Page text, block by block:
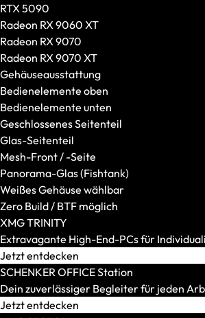
RTX 5090
Radeon RX 9060 XT
Radeon RX 9070
Radeon RX 9070 XT
Gehäuseausstattung
Bedienelemente oben
Bedienelemente unten
Geschlossenes Seitenteil
Glas-Seitenteil
Mesh-Front / -Seite
Panorama-Glas (Fishtank)
Weißes Gehäuse wählbar
Zero Build / BTF möglich
XMG TRINITY
Extravagante High-End-PCs für
Jetzt entdecken
SCHENKER OFFICE Station
Dein zuverlässiger Begleiter für jeden
Jetzt entdecken
Headsets
Alle anzeigen
Gaming-Headsets
Kabellose Headsets
Kabelgebundene Headsets
Surround-Sound-Headsets